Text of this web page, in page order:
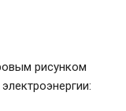
рисунком